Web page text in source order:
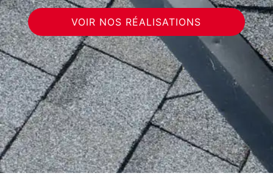
VOIR NOS RÉALISATIONS